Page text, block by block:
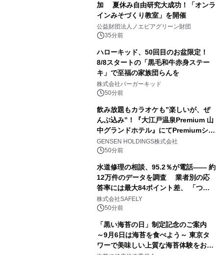
加 夏休み自由研究大成功！「オンラ
インみそづくり教室」を開催
公益財団法人ノエビアグリーン財団
35分前
ハローキッド、50回目のお盆限定！
8/8スタートの「黒毛和牛赤身ステー
キ」で至福の家族団らんを
株式会社バーガーキッド
50分前
飲み放題もカラオケも”楽しいが、ぜ
んぶ込み”！『大江戸温泉Premium 山
中グランドホテル』にてPremiumシリ
ーズ初のオールインクルーシブ導入
GENSEN HOLDINGS株式会社
50分前
水道修理の相談、95.2％が電話―― 約
12万件のデータを調査 業者別の応
答率には最大84ポイント差、 「つな
がりやすさ」も選定基準に
株式会社SAFELY
50分前
「黒い海苔の日」制定記念のご案内
～9月6日は海苔を食べよう～ 東京タ
ワーで美味しい上質な海苔体験をお届